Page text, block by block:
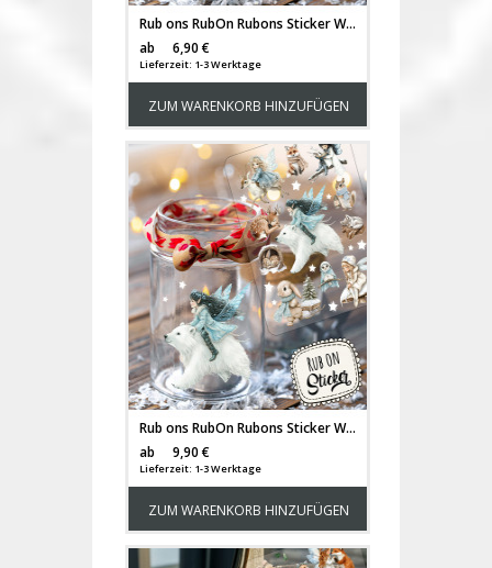
Rub ons RubOn Rubons Sticker Weihnachten Weihnachtssticker Weihnachtsmotive Tiere Wichtel Weihnachtswichtel Waschbär Schildkröte Hamster DIN lang rb43
ab
6,90 €
Lieferzeit: 1-3 Werktage
ZUM WARENKORB HINZUFÜGEN
Rub ons RubOn Rubons Sticker Weihnachten Weihnachtssticker Weihnachtsmotive Tiere Elfen Feen fairies fairy Elfe Fee A5 Bogen rb29
ab
9,90 €
Lieferzeit: 1-3 Werktage
ZUM WARENKORB HINZUFÜGEN